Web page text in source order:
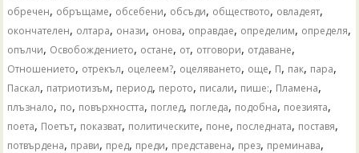
обречен, обръщаме, обсебени, обсъди, обществото, овладеят,
окончателен, олтара, онази, онова, оправдае, определим, определя,
опълчи, Освобождението, остане, от, отговори, отдаване,
Отношението, отрекъл, оцелеем?, оцеляването, още, П, пак, пара,
Паскал, патриотизъм, период, перото, писали, пише:, Пламена,
плъзнало, по, повърхността, поглед, погледа, подобна, поезията,
поета, Поетът, показват, политическите, поне, последната, поставя,
потвърдена, прави, пред, преди, представена, през, преминава,